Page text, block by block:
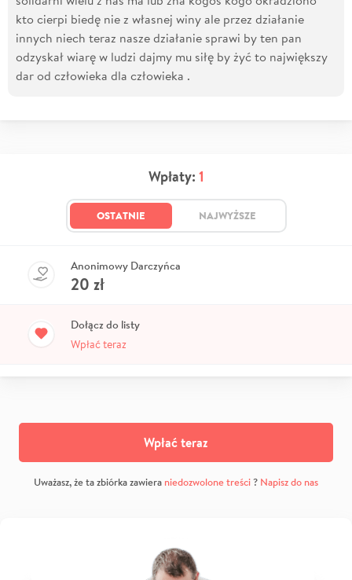
kto cierpi biedę nie z własnej winy ale przez działanie
innych niech teraz nasze działanie sprawi by ten pan
odzyskał wiarę w ludzi dajmy mu siłę by żyć to największy
dar od człowieka dla człowieka .
Wpłaty: 1
OSTATNIE NAJWYŻSZE
Anonimowy Darczyńca
20 zł
Dołącz do listy
Wpłać teraz
Wpłać teraz
Uważasz, że ta zbiórka zawiera niedozwolone treści? Napisz do nas